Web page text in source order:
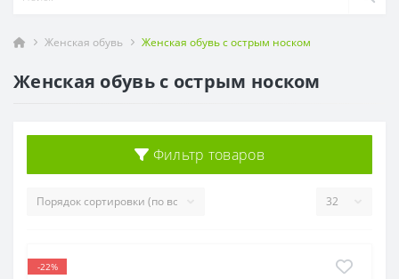
Женская обувь Женская обувь с острым носком
Женская обувь с острым носком
Фильтр товаров
-22%